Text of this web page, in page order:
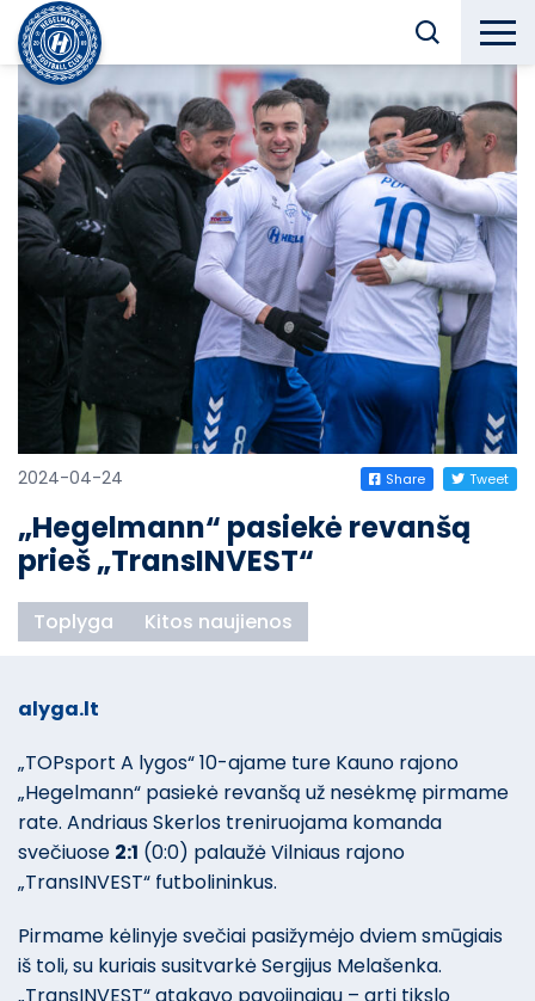
2024-04-24 Share Tweet
„Hegelmann“ pasiekė revanšą
prieš „TransINVEST“
Toplyga Kitos naujienos
alyga.lt
„TOPsport A lygos“ 10-ajame ture Kauno rajono
„Hegelmann“ pasiekė revanšą už nesėkmę pirmame
rate. Andriaus Skerlos treniruojama komanda
svečiuose 2:1 (0:0) palaužė Vilniaus rajono
„TransINVEST“ futbolininkus.
Pirmame kėlinyje svečiai pasižymėjo dviem smūgiais
iš toli, su kuriais susitvarkė Sergijus Melašenka.